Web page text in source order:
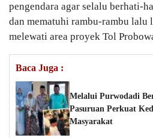
pengendara agar selalu berhati-
dan mematuhi rambu-rambu lalu
melewati area proyek Tol
Baca Juga :
Melalui Purwodadi
Pasuruan Perkuat
Masyarakat